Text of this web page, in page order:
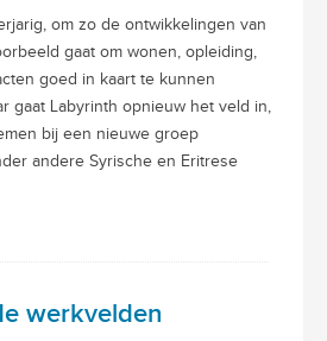
om zo de ontwikkelingen van
gaat om wonen, opleiding,
goed in kaart te kunnen
gaat Labyrinth opnieuw het veld in,
bij een nieuwe groep
andere Syrische en Eritrese
werkvelden